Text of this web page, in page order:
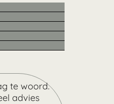
te woord.
advies